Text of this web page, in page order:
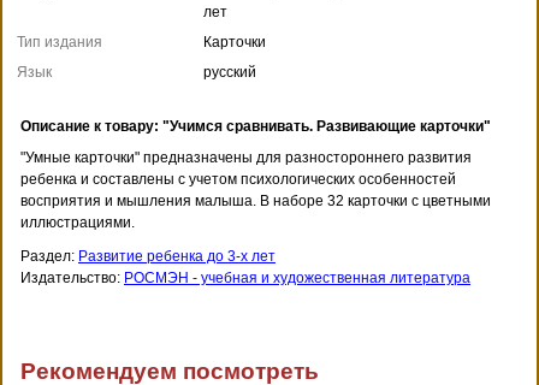
лет
Тип издания
Карточки
Язык
русский
Описание к товару: "Учимся сравнивать. Развивающие карточки"
"Умные карточки" предназначены для разностороннего развития
ребенка и составлены с учетом психологических особенностей
восприятия и мышления малыша. В наборе 32 карточки с цветными
иллюстрациями.
Раздел: Развитие ребенка до 3-х лет
Издательство: РОСМЭН - учебная и художественная литература
Рекомендуем посмотреть